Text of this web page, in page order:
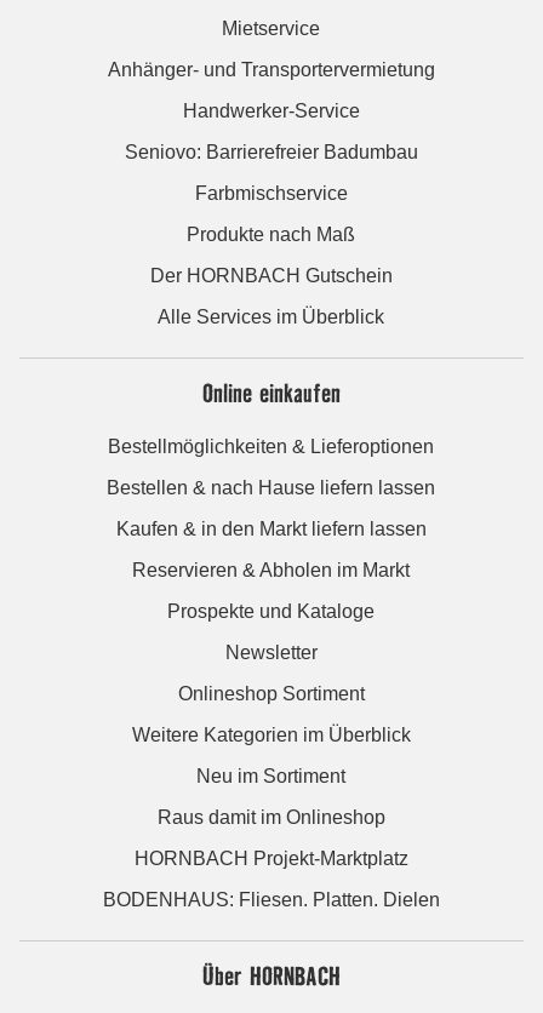
Mietservice
Anhänger- und Transportervermietung
Handwerker-Service
Seniovo: Barrierefreier Badumbau
Farbmischservice
Produkte nach Maß
Der HORNBACH Gutschein
Alle Services im Überblick
Online einkaufen
Bestellmöglichkeiten & Lieferoptionen
Bestellen & nach Hause liefern lassen
Kaufen & in den Markt liefern lassen
Reservieren & Abholen im Markt
Prospekte und Kataloge
Newsletter
Onlineshop Sortiment
Weitere Kategorien im Überblick
Neu im Sortiment
Raus damit im Onlineshop
HORNBACH Projekt-Marktplatz
BODENHAUS: Fliesen. Platten. Dielen
Über HORNBACH